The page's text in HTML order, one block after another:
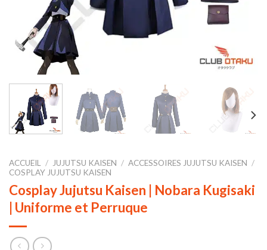
ACCUEIL / JUJUTSU KAISEN / ACCESSOIRES JUJUTSU KAISEN /
COSPLAY JUJUTSU KAISEN
Cosplay Jujutsu Kaisen | Nobara Kugisaki
| Uniforme et Perruque